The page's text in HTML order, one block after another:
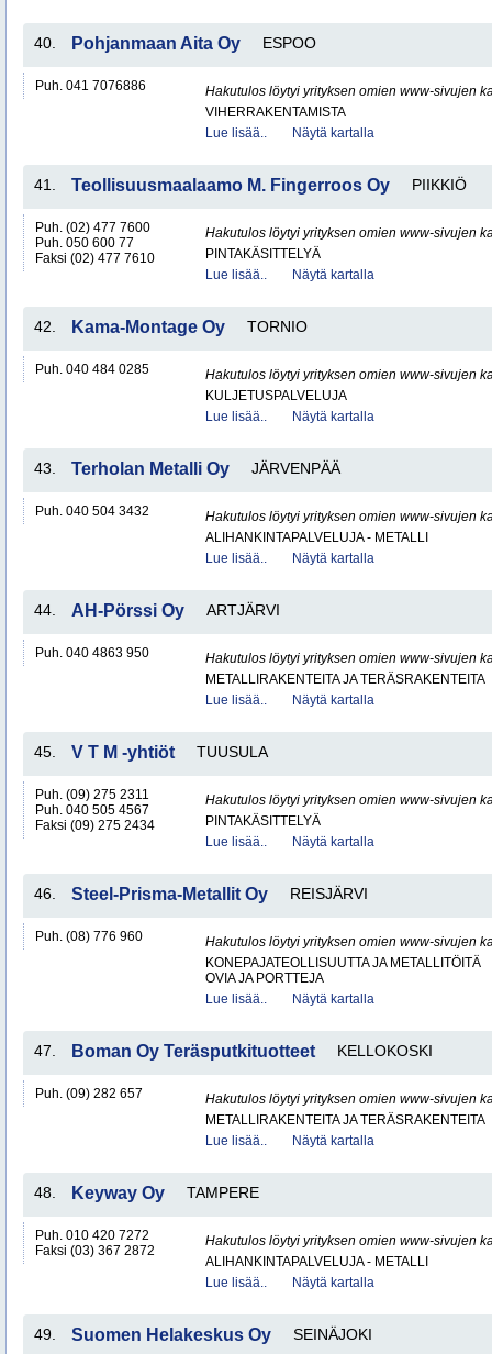
40. Pohjanmaan Aita Oy ESPOO
Puh. 041 7076886
Hakutulos löytyi yrityksen omien www-sivujen
VIHERRAKENTAMISTA
Lue lisää..
Näytä kartalla
41. Teollisuusmaalaamo M. Fingerroos Oy PIIKKIÖ
Puh. (02) 477 7600
Puh. 050 600 77
Faksi (02) 477 7610
Hakutulos löytyi yrityksen omien www-sivujen
PINTAKÄSITTELYÄ
Lue lisää..
Näytä kartalla
42. Kama-Montage Oy TORNIO
Puh. 040 484 0285
Hakutulos löytyi yrityksen omien www-sivujen
KULJETUSPALVELUJA
Lue lisää..
Näytä kartalla
43. Terholan Metalli Oy JÄRVENPÄÄ
Puh. 040 504 3432
Hakutulos löytyi yrityksen omien www-sivujen
ALIHANKINTAPALVELUJA - METALLI
Lue lisää..
Näytä kartalla
44. AH-Pörssi Oy ARTJÄRVI
Puh. 040 4863 950
Hakutulos löytyi yrityksen omien www-sivujen
METALLIRAKENTEITA JA TERÄSRAKENTEITA
Lue lisää..
Näytä kartalla
45. V T M -yhtiöt TUUSULA
Puh. (09) 275 2311
Puh. 040 505 4567
Faksi (09) 275 2434
Hakutulos löytyi yrityksen omien www-sivujen
PINTAKÄSITTELYÄ
Lue lisää..
Näytä kartalla
46. Steel-Prisma-Metallit Oy REISJÄRVI
Puh. (08) 776 960
Hakutulos löytyi yrityksen omien www-sivujen
KONEPAJATEOLLISUUTTA JA METALLITÖITÄ
OVIA JA PORTTEJA
Lue lisää..
Näytä kartalla
47. Boman Oy Teräsputkituotteet KELLOKOSKI
Puh. (09) 282 657
Hakutulos löytyi yrityksen omien www-sivujen
METALLIRAKENTEITA JA TERÄSRAKENTEITA
Lue lisää..
Näytä kartalla
48. Keyway Oy TAMPERE
Puh. 010 420 7272
Faksi (03) 367 2872
Hakutulos löytyi yrityksen omien www-sivujen
ALIHANKINTAPALVELUJA - METALLI
Lue lisää..
Näytä kartalla
49. Suomen Helakeskus Oy SEINÄJOKI